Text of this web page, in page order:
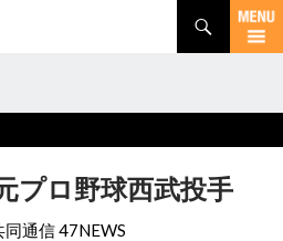
プロ野球西武投手
同通信 47NEWS